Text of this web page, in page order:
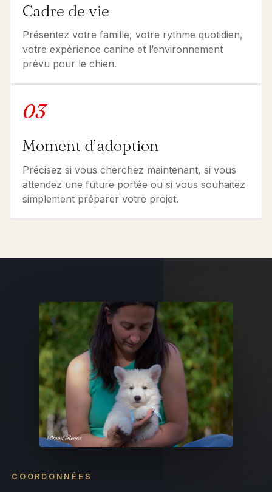
Cadre de vie
Présentez votre famille, votre rythme quotidien,
votre expérience canine et l’environnement
prévu pour le chien.
03
Moment d’adoption
Précisez si vous cherchez maintenant, si vous
attendez une future portée ou si vous souhaitez
simplement préparer votre projet.
COORDONNÉES